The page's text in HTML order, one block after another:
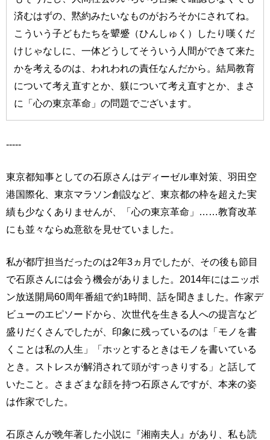
済むはずの、黙約みたいなものがおろそかにされてね。
こういう子どもたちを顰蹙（ひんしゅく）したり嘆くだ
けじゃなしに、一体どうしてそういう人間ができて来た
かを考えるのは、われわれの責任なんだから。結局教育
について考え直すとか、躾について考え直すとか、まさ
に「心の東京革命」の問題でございます。
-----
東京都知事としての石原さんはディーゼル車対策、羽田空
港国際化、東京マラソン創設など、東京都の枠を超えた実
績も少なくありませんが、「心の東京革命」……教育改革
にも並々ならぬ意欲を見せていました。
私が都庁担当だったのは2年3ヵ月でしたが、その後も節目
で石原さんには会う機会がありました。2014年にはニッポ
ン放送開局60周年番組で約1時間、話を聞きました。作家デ
ビューのエピソードから、次世代を生きる人への提言など
盛りだくさんでしたが、印象に残っているのは「モノを書
くことは私の人生」「ホッとするときはモノを書いている
とき。ストレスが解消されて頭がすっきりする」と話して
いたこと。さまざまな顔を持つ石原さんですが、本来の姿
は作家でした。
石原さんが晩年著した小説に『湘南夫人』があり、私も読